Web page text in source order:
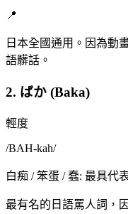
📍
日本全國通用。因為動
語髒話。
2. ばか (Baka)
輕度
/BAH-kah/
白痴 / 笨蛋 / 蠢: 最具代
最有名的日語罵人詞，